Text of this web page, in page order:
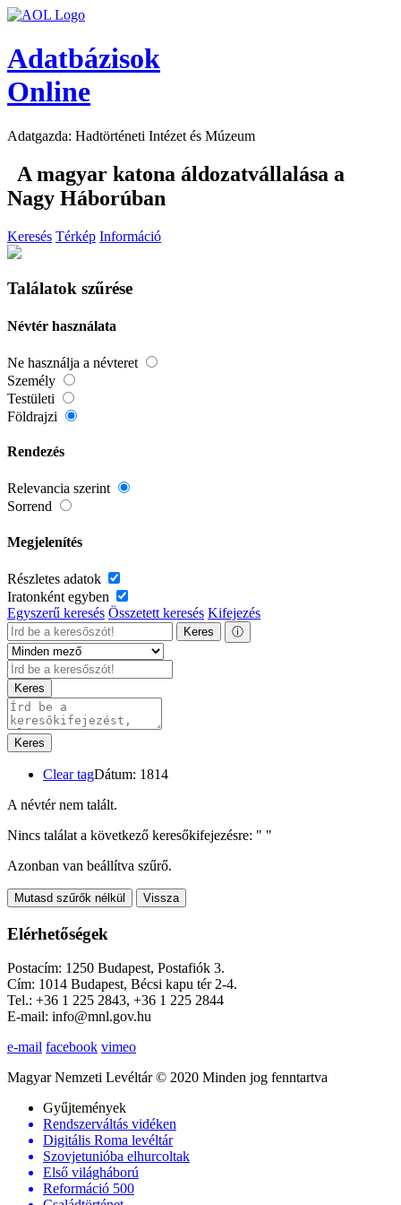
Adatbázisok
Online
Adatgazda: Hadtörténeti Intézet és Múzeum
A magyar katona áldozatvállalása a
Nagy Háborúban
Keresés Térkép Információ
Találatok szűrése
Névtér használata
Ne használja a névteret
Személy
Testületi
Földrajzi
Rendezés
Relevancia szerint
Sorrend
Megjelenítés
Részletes adatok
Iratonként egyben
Egyszerű keresés Összetett keresés Kifejezés
Keres ⓘ
Keres
Keres
Clear tagDátum: 1814
A névtér nem talált.
Nincs találat a következő keresőkifejezésre: " "
Azonban van beállítva szűrő.
Mutasd szűrők nélkül Vissza
Elérhetőségek
Postacím: 1250 Budapest, Postafiók 3.
Cím: 1014 Budapest, Bécsi kapu tér 2-4.
Tel.: +36 1 225 2843, +36 1 225 2844
E-mail: info@mnl.gov.hu
e-mail facebook vimeo
Magyar Nemzeti Levéltár © 2020 Minden jog fenntartva
Gyűjtemények
Rendszerváltás vidéken
Digitális Roma levéltár
Szovjetunióba elhurcoltak
Első világháború
Reformáció 500